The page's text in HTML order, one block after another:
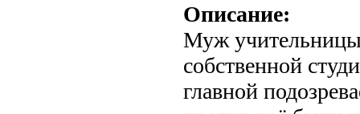
Описание:
Муж
собственной
главной